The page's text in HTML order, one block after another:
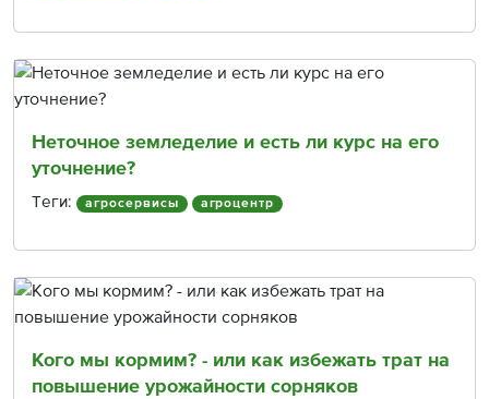
Неточное земледелие и есть ли курс на его
уточнение?
Теги: агросервисы агроцентр
Кого мы кормим? - или как избежать трат на
повышение урожайности сорняков